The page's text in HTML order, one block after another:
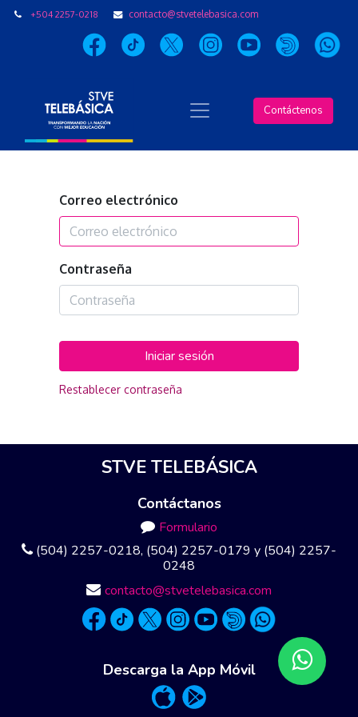
+504 2257-0218 contacto@stvetelebasica.com
Contáctenos
Correo electrónico
Contraseña
Iniciar sesión
Restablecer contraseña
STVE TELEBÁSICA
Contáctanos
Formulario
(504) 2257-0218, (504) 2257-0179 y (504) 2257-
0248
contacto@stvetelebasica.com
Descarga la App Móvil